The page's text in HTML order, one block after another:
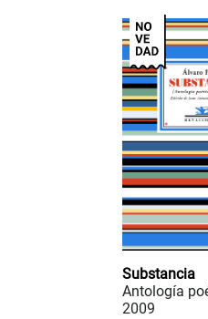
Substancia
Antología
2009